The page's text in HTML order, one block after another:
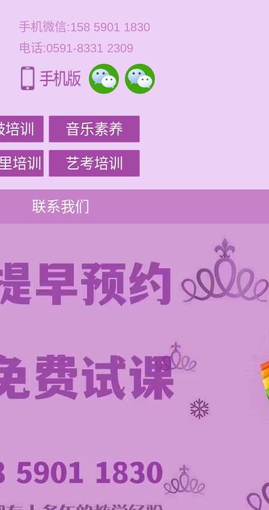
手机微信:158 5901 1830
电话:0591-8331 2309
训 音乐素养
培训 艺考培训
联系我们